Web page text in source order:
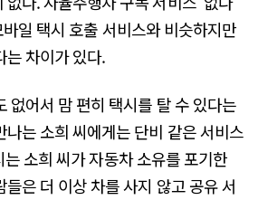
일 택시 호출 서비스와 비슷하지만
는 차이가 있다.
없어서 맘 편히 택시를 탈 수 있다는
나는 소희 씨에게는 단비 같은 서비스
소희 씨가 자동차 소유를 포기한
은 더 이상 차를 사지 않고 공유 서